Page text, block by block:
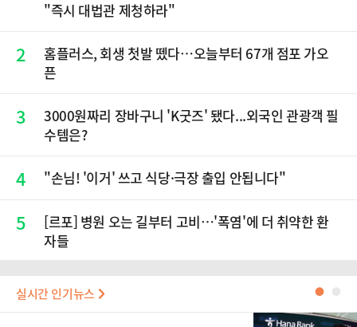
"즉시 대법관 제청하라"
2
홈플러스, 회생 첫발 뗐다…오늘부터 67개 점포 가오
픈
3
3000원짜리 장바구니 'K굿즈' 됐다...외국인 관광객 필
수템은?
4 "손님! '이거' 쓰고 식당·극장 출입 안됩니다"
5
[르포] 병원 오는 길부터 고비…'폭염'에 더 취약한 환
자들
실시간 인기뉴스 ●